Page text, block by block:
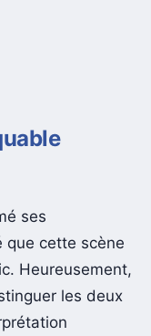
ses
que cette scène
Heureusement,
les deux